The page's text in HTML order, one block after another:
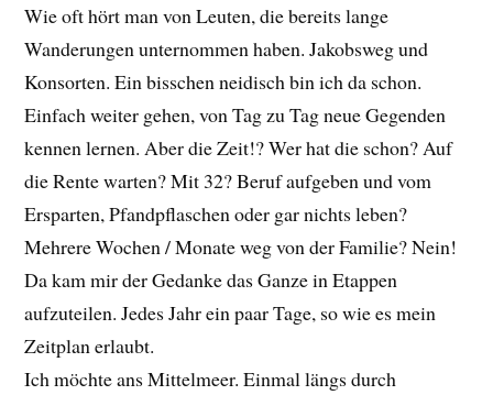
Wie oft hört man von Leuten, die bereits lange
Wanderungen unternommen haben. Jakobsweg und
Konsorten. Ein bisschen neidisch bin ich da schon.
Einfach weiter gehen, von Tag zu Tag neue Gegenden
kennen lernen. Aber die Zeit!? Wer hat die schon? Auf
die Rente warten? Mit 32? Beruf aufgeben und vom
Ersparten, Pfandpflaschen oder gar nichts leben?
Mehrere Wochen / Monate weg von der Familie? Nein!
Da kam mir der Gedanke das Ganze in Etappen
aufzuteilen. Jedes Jahr ein paar Tage, so wie es mein
Zeitplan erlaubt.
Ich möchte ans Mittelmeer. Einmal längs durch